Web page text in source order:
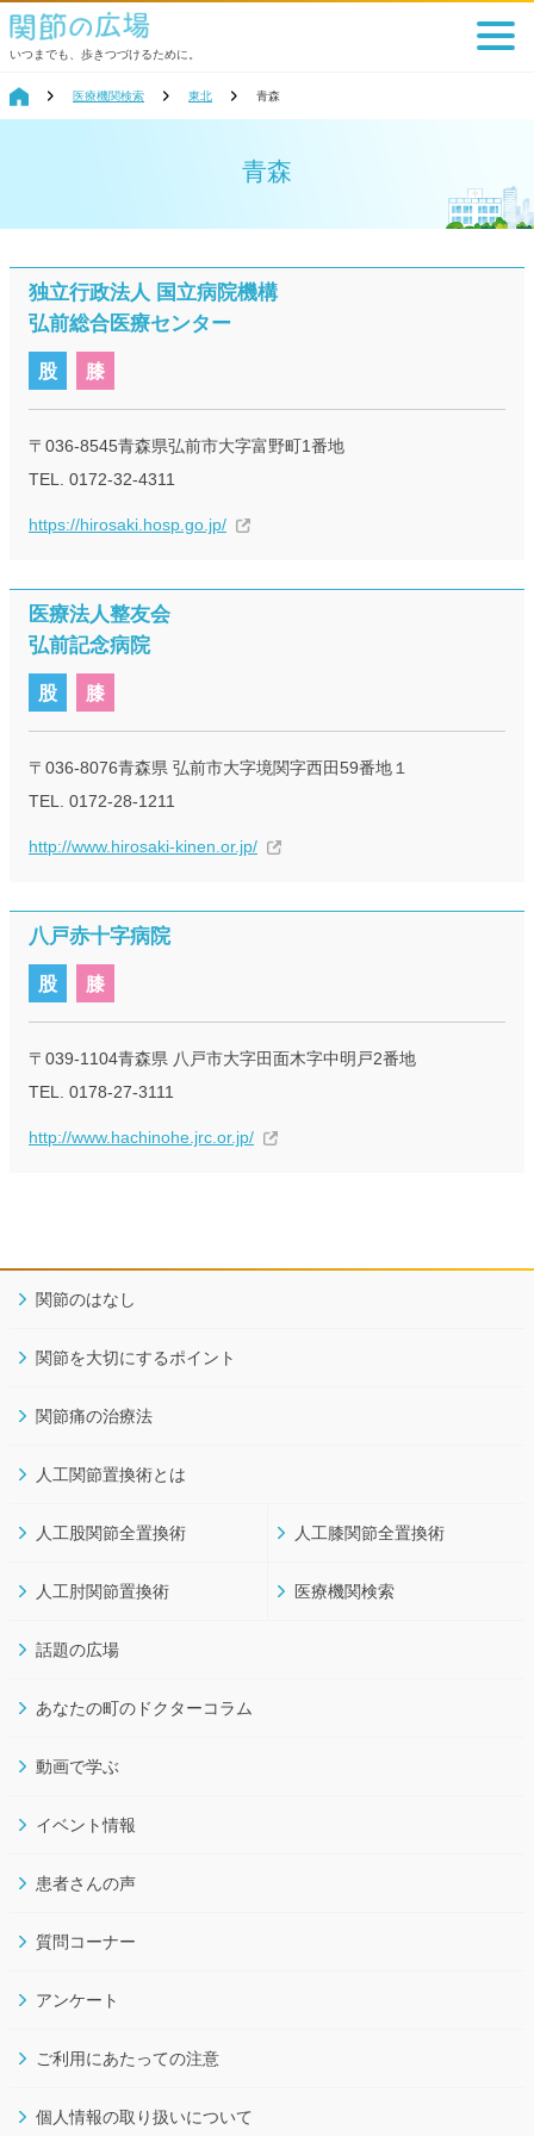
いつまでも、歩きつづけるために。
医療機関検索 東北 青森
青森
独立行政法人 国立病院機構
弘前総合医療センター
股 膝
〒036-8545青森県弘前市大字富野町1番地
TEL. 0172-32-4311
https://hirosaki.hosp.go.jp/
医療法人整友会
弘前記念病院
股 膝
〒036-8076青森県 弘前市大字境関字西田59番地１
TEL. 0172-28-1211
http://www.hirosaki-kinen.or.jp/
八戸赤十字病院
股 膝
〒039-1104青森県 八戸市大字田面木字中明戸2番地
TEL. 0178-27-3111
http://www.hachinohe.jrc.or.jp/
関節のはなし
関節を大切にするポイント
関節痛の治療法
人工関節置換術とは
人工股関節全置換術 人工膝関節全置換術
人工肘関節置換術 医療機関検索
話題の広場
あなたの町のドクターコラム
動画で学ぶ
イベント情報
患者さんの声
質問コーナー
アンケート
ご利用にあたっての注意
個人情報の取り扱いについて